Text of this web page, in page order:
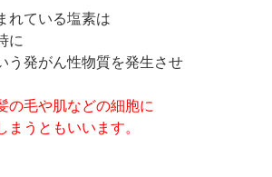
れている塩素は
に
う発がん性物質を発生させ
の毛や肌などの細胞に
まうともいいます。